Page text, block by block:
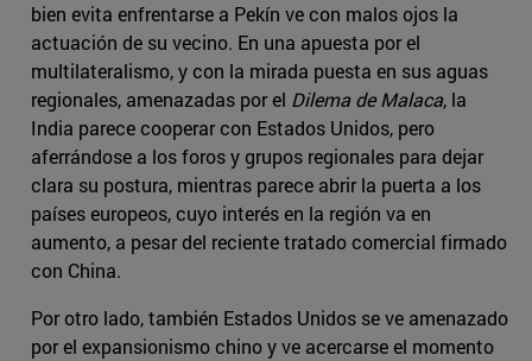
bien evita enfrentarse a Pekín ve con malos ojos la
actuación de su vecino. En una apuesta por el
multilateralismo, y con la mirada puesta en sus aguas
regionales, amenazadas por el Dilema de Malaca, la
India parece cooperar con Estados Unidos, pero
aferrándose a los foros y grupos regionales para dejar
clara su postura, mientras parece abrir la puerta a los
países europeos, cuyo interés en la región va en
aumento, a pesar del reciente tratado comercial firmado
con China.
Por otro lado, también Estados Unidos se ve amenazado
por el expansionismo chino y ve acercarse el momento